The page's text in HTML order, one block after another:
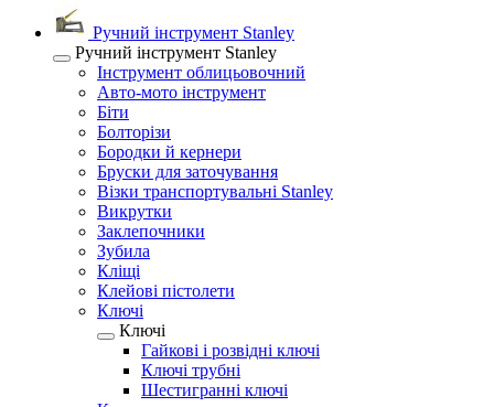
Ручний інструмент Stanley
Ручний інструмент Stanley
Інструмент облицьовочний
Авто-мото інструмент
Біти
Болторізи
Бородки й кернери
Бруски для заточування
Візки транспортувальні Stanley
Викрутки
Заклепочники
Зубила
Кліщі
Клейові пістолети
Ключі
Ключі
Гайкові і розвідні ключі
Ключі трубні
Шестигранні ключі